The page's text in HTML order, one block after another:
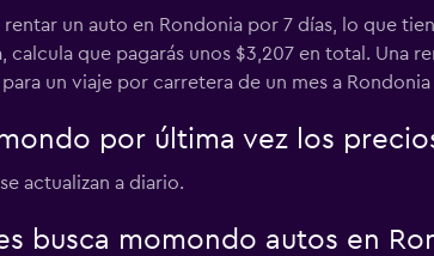
Ver precios
un auto en Rondonia por 7 días, lo que
calcula que pagarás unos $3,207 en total. Una
un viaje por carretera de un mes a Rondonia
por última vez los
actualizan a diario.
busca momondo autos en